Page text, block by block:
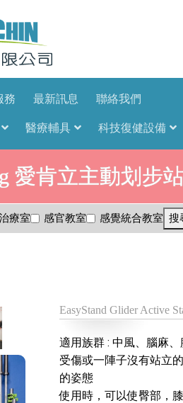
務 最新訊息 聯絡我們
醫療輔具 科技復健設備
愛肯立主動划步
療室 感官教室 感覺統合教室 搜
EasyStand Glider Active
適用族群 : 中風、腦麻
受傷或一陣子沒有站立
的姿態
使用時，可以使臀部，